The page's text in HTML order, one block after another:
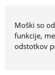
Moški so
funkcije,
odstotkov